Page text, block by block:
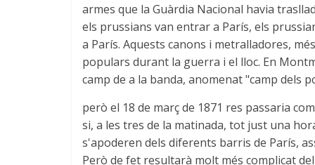
armes que la Guàrdia Nacional havia
els prussians van entrar a París, els
a París. Aquests canons i metralladores,
populars durant la guerra i el lloc. En
camp de a la banda, anomenat "camp dels
però el 18 de març de 1871 res passaria
si, a les tres de la matinada, tot just una
s'apoderen dels diferents barris de París,
Però de fet resultarà molt més complicat